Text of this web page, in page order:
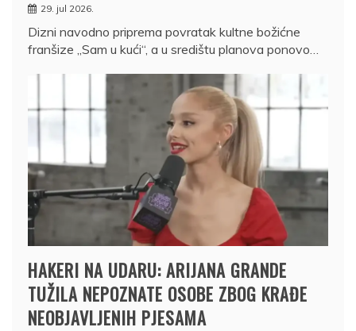
29. jul 2026.
Dizni navodno priprema povratak kultne božićne
franšize „Sam u kući“, a u središtu planova ponovo…
HAKERI NA UDARU: ARIJANA GRANDE
TUŽILA NEPOZNATE OSOBE ZBOG KRAĐE
NEOBJAVLJENIH PJESAMA